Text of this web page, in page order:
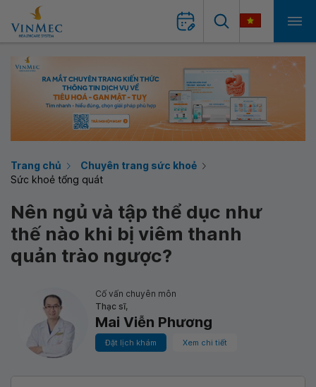
Trang chủ
Chuyên trang sức khoẻ
Sức khoẻ tổng quát
Nên ngủ và tập thể dục như
thế nào khi bị viêm thanh
quản trào ngược?
Cố vấn chuyên môn
Thạc sĩ,
Mai Viễn Phương
Đặt lịch khám Xem chi tiết